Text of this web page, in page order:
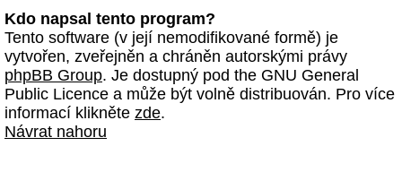
Kdo napsal tento program?
Tento software (v její nemodifikované formě) je
vytvořen, zveřejněn a chráněn autorskými právy
phpBB Group. Je dostupný pod the GNU General
Public Licence a může být volně distribuován. Pro více
informací klikněte zde.
Návrat nahoru